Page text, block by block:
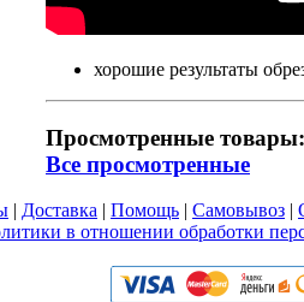
хорошие результаты
Просмотренные товары:
Все просмотренные
| Доставка | Помощь | Самовывоз |
в отношении обработки